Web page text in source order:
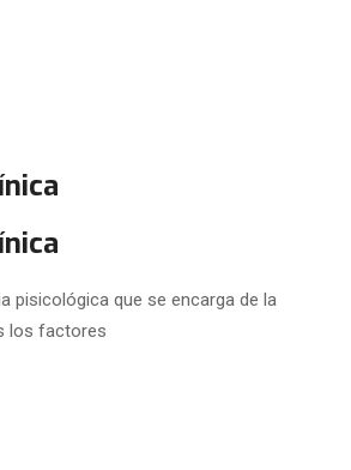
pisicológica que se encarga de la
los factores